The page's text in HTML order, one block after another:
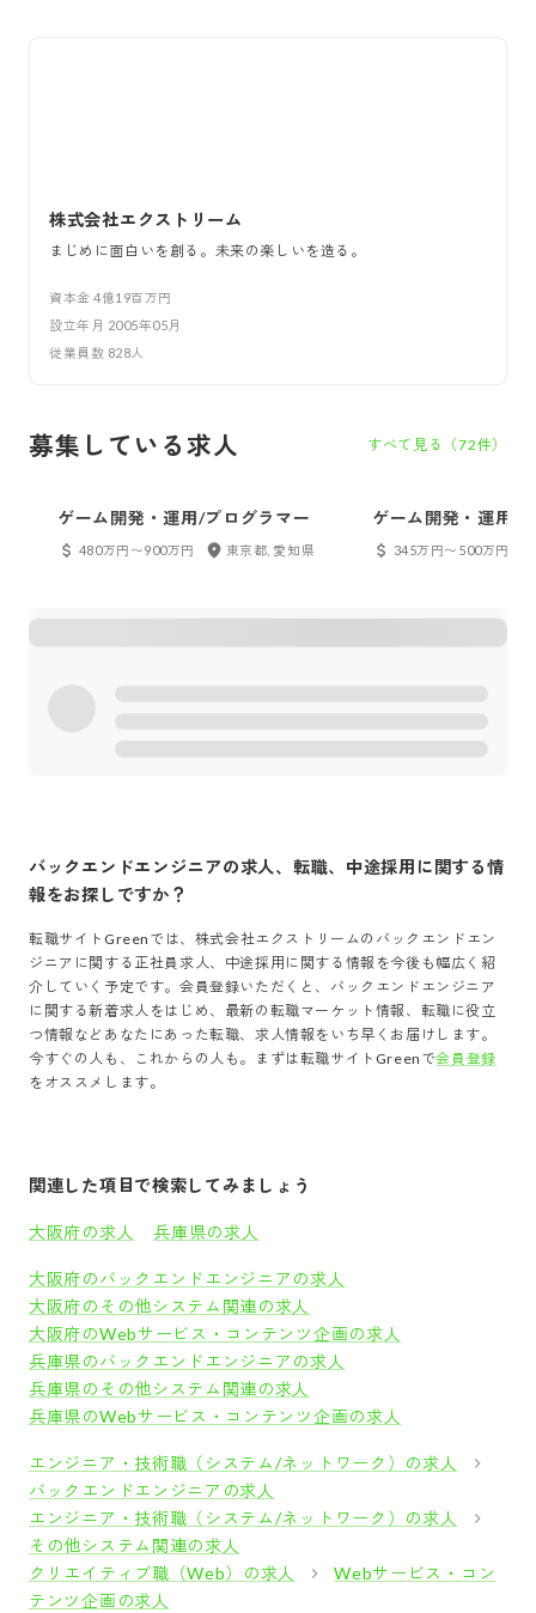
株式会社エクストリーム
まじめに面白いを創る。未来の楽しいを造る。
資本金4億19百万円
設立年月 2005年05月
従業員数 828人
募集している求人 すべて見る（72件）
ゲーム開発・運用/プログラマー
480万円〜900万円 東京都, 愛知県
ゲーム開発・運用/
（UI）
345万円〜500万円
バックエンドエンジニアの求人、転職、中途採用に関する情
報をお探しですか？
転職サイトGreenでは、 株式会社エクストリーム の バックエンドエン
ジニア に関する正社員求人、中途採用に関する情報を今後も幅広く紹
介していく予定です。会員登録いただくと、 バックエンドエンジニア
に関する新着求人をはじめ、最新の転職マーケット情報、転職に役立
つ情報などあなたにあった転職、求人情報をいち早くお届けします。
今すぐの人も、これからの人も。まずは転職サイトGreenで会員登録
をオススメします。
関連した項目で検索してみましょう
大阪府の求人 兵庫県の求人
大阪府のバックエンドエンジニアの求人
大阪府のその他システム関連の求人
大阪府のWebサービス・コンテンツ企画の求人
兵庫県のバックエンドエンジニアの求人
兵庫県のその他システム関連の求人
兵庫県のWebサービス・コンテンツ企画の求人
エンジニア・技術職（システム/ネットワーク）の求人
バックエンドエンジニアの求人
エンジニア・技術職（システム/ネットワーク）の求人
その他システム関連の求人
クリエイティブ職（Web）の求人
Webサービス・コン
テンツ企画の求人